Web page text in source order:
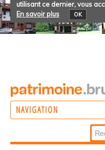
utilisant ce dernier, vous
En savoir plus
OK
NAVIGATION